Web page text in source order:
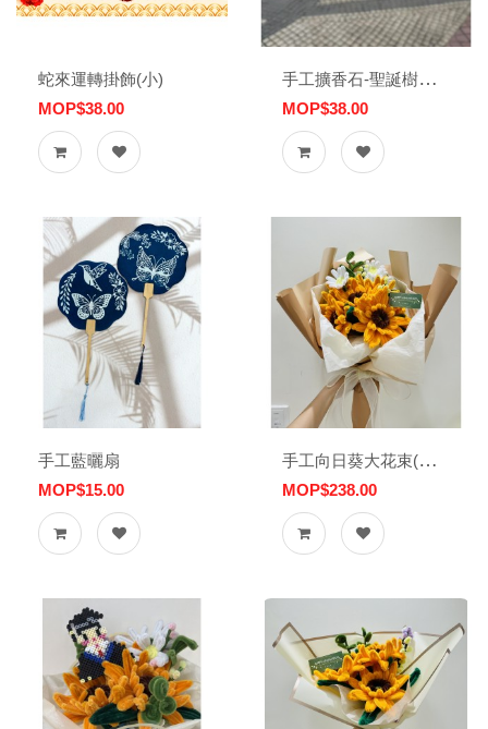
蛇來運轉掛飾(小)
MOP$38.00
手工擴香石-聖誕樹吊飾
MOP$38.00
手工藍曬扇
MOP$15.00
手工向日葵大花束(限量)
MOP$238.00